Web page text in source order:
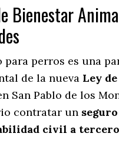
Bienestar
para perros es una
de la nueva Ley
San Pablo de los
contratar un
civil a